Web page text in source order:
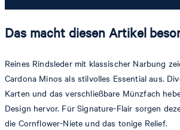
Das macht diesen Artikel
Reines Rindsleder mit klassischer Narbung
Cardona Minos als stilvolles Essential aus.
Karten und das verschließbare Münzfach
Design hervor. Für Signature-Flair sorgen
die Cornflower-Niete und das tonige Relief.